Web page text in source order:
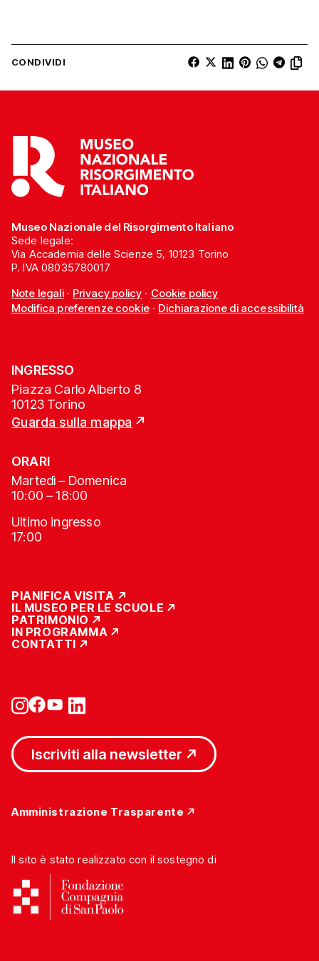
CONDIVIDI
Museo Nazionale del Risorgimento Italiano
Sede legale:
Via Accademia delle Scienze 5, 10123 Torino
P. IVA 08035780017
Note legali· Privacy policy · Cookie policy
Modifica preferenze cookie· Dichiarazione di accessibilità
INGRESSO
Piazza Carlo Alberto 8
10123 Torino
Guarda sulla mappa
ORARI
Martedì – Domenica
10:00 – 18:00
Ultimo ingresso
17:00
PIANIFICA VISITA
IL MUSEO PER LE SCUOLE
PATRIMONIO
IN PROGRAMMA
CONTATTI
Iscriviti alla newsletter
Amministrazione Trasparente
Il sito è stato realizzato con il sostegno di